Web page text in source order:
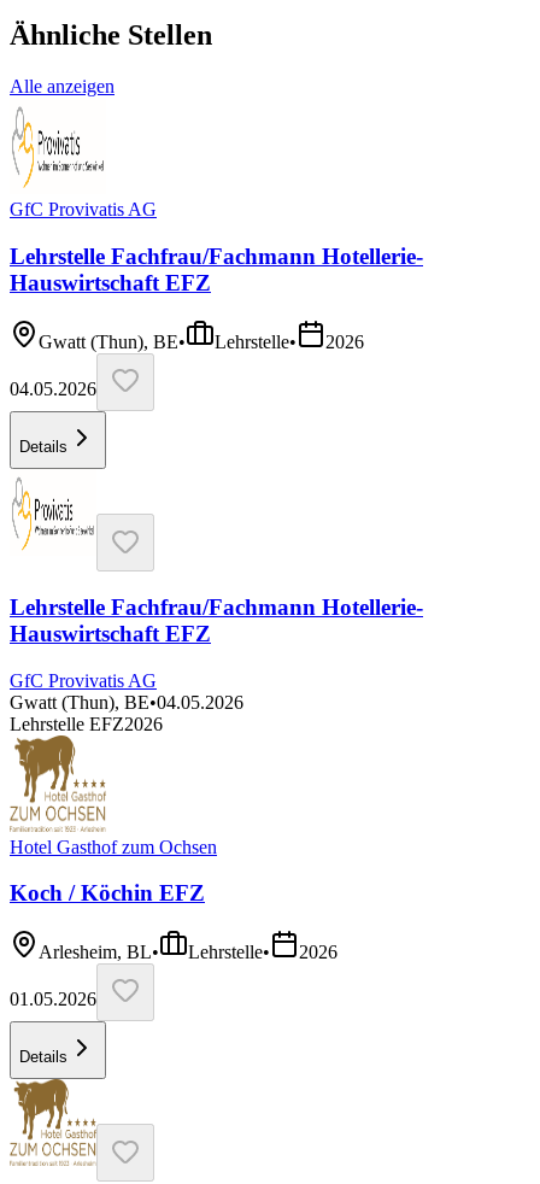
Ähnliche Stellen
Alle anzeigen
GfC Provivatis AG
Lehrstelle Fachfrau/Fachmann Hotellerie-
Hauswirtschaft EFZ
Gwatt (Thun), BE• Lehrstelle• 2026
04.05.2026
Details
Lehrstelle Fachfrau/Fachmann Hotellerie-
Hauswirtschaft EFZ
GfC Provivatis AG
Gwatt (Thun), BE•04.05.2026
Lehrstelle EFZ2026
Hotel Gasthof zum Ochsen
Koch / Köchin EFZ
Arlesheim, BL• Lehrstelle• 2026
01.05.2026
Details